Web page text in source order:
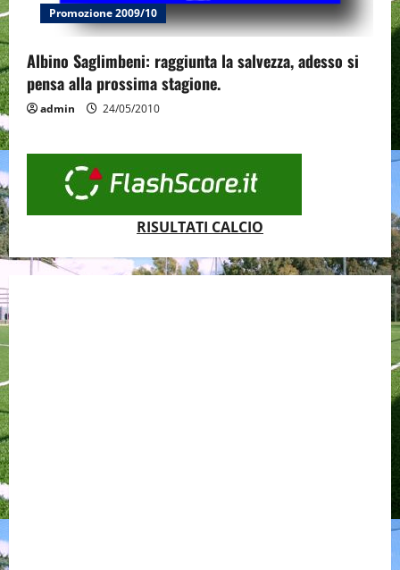
Promozione 2009/10
Albino Saglimbeni: raggiunta la salvezza, adesso si
pensa alla prossima stagione.
admin 24/05/2010
RISULTATI CALCIO